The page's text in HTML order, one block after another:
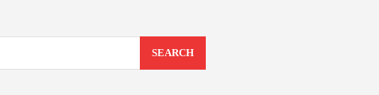
SEARCH